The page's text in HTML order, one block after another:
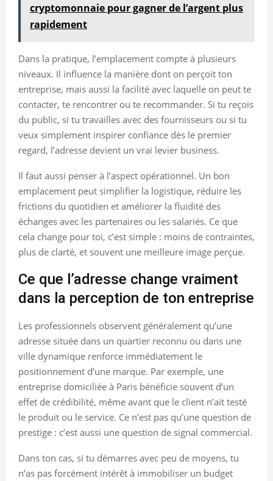
cryptomonnaie pour gagner de l’argent plus
rapidement
Dans la pratique, l’emplacement compte à plusieurs
niveaux. Il influence la manière dont on perçoit ton
entreprise, mais aussi la facilité avec laquelle on peut te
contacter, te rencontrer ou te recommander. Si tu reçois
du public, si tu travailles avec des fournisseurs ou si tu
veux simplement inspirer confiance dès le premier
regard, l’adresse devient un vrai levier business.
Il faut aussi penser à l’aspect opérationnel. Un bon
emplacement peut simplifier la logistique, réduire les
frictions du quotidien et améliorer la fluidité des
échanges avec les partenaires ou les salariés. Ce que
cela change pour toi, c’est simple : moins de contraintes,
plus de clarté, et souvent une meilleure image perçue.
Ce que l’adresse change vraiment
dans la perception de ton entreprise
Les professionnels observent généralement qu’une
adresse située dans un quartier reconnu ou dans une
ville dynamique renforce immédiatement le
positionnement d’une marque. Par exemple, une
entreprise domiciliée à Paris bénéficie souvent d’un
effet de crédibilité, même avant que le client n’ait testé
le produit ou le service. Ce n’est pas qu’une question de
prestige : c’est aussi une question de signal commercial.
Dans ton cas, si tu démarres avec peu de moyens, tu
n’as pas forcément intérêt à immobiliser un budget